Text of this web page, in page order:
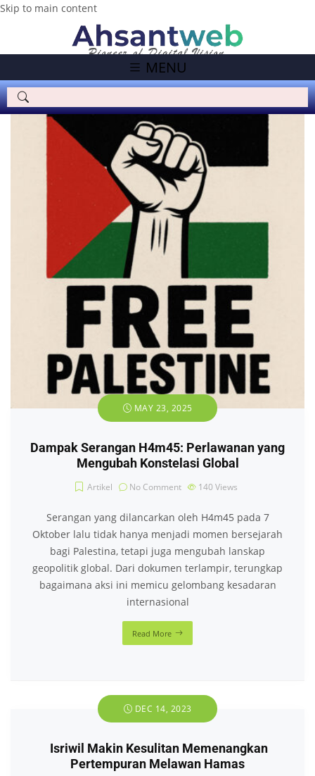
Skip to main content
MENU
MAY 23, 2025
Dampak Serangan H4m45: Perlawanan yang
Mengubah Konstelasi Global
Artikel No Comment 140 Views
Serangan yang dilancarkan oleh H4m45 pada 7
Oktober lalu tidak hanya menjadi momen bersejarah
bagi Palestina, tetapi juga mengubah lanskap
geopolitik global. Dari dokumen terlampir, terungkap
bagaimana aksi ini memicu gelombang kesadaran
internasional
Read More
DEC 14, 2023
Isriwil Makin Kesulitan Memenangkan
Pertempuran Melawan Hamas